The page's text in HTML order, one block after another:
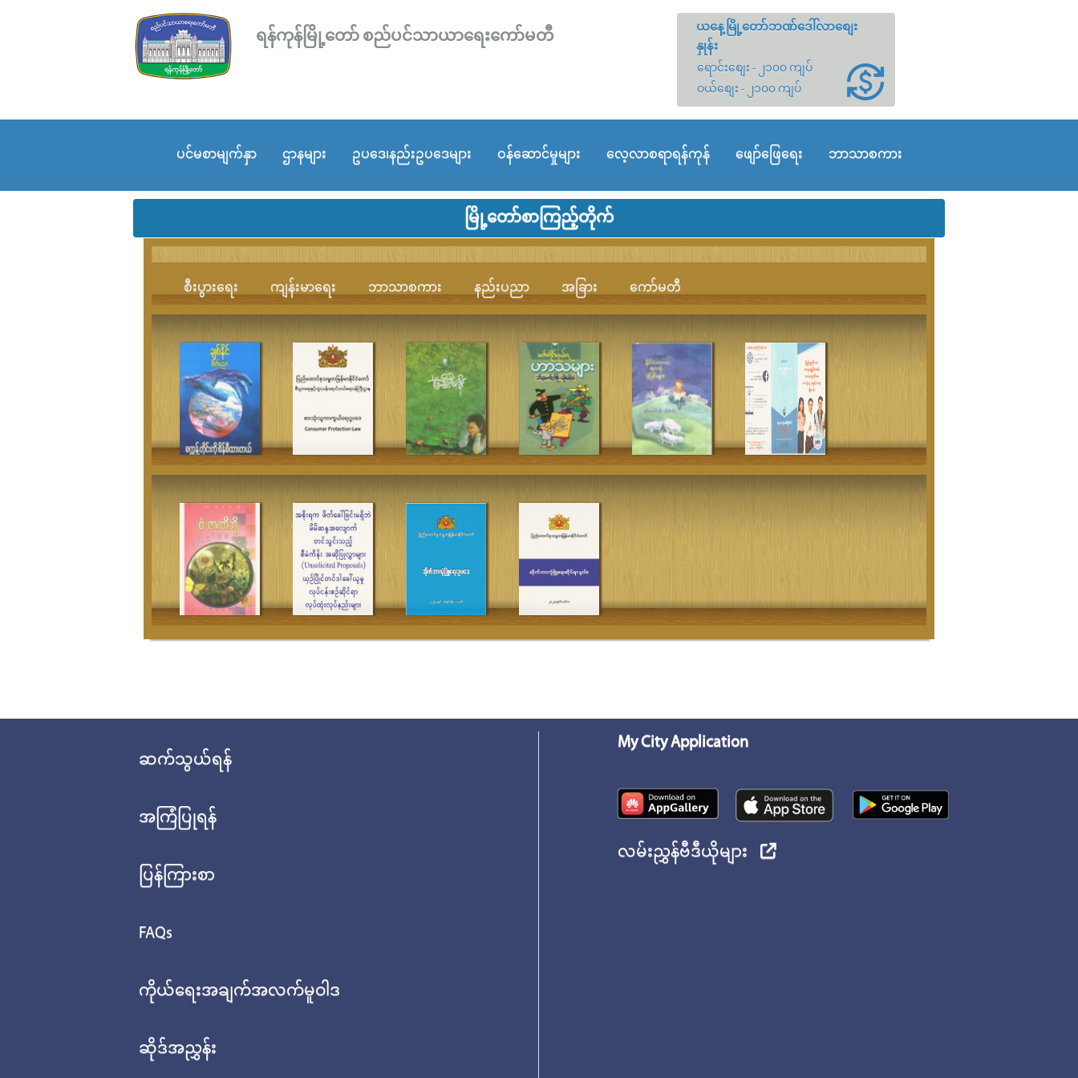
ရန်ကုန်မြို့တော် စည်ပင်သာယာရေးကော်မတီ
ယနေ့မြို့တော်ဘဏ်ဒေါ်လာစျေး
နှုန်း
ရောင်းစျေး - ၂၁၀၀ ကျပ်
ဝယ်စျေး - ၂၁၀၀ ကျပ်
ပင်မစာမျက်နှာ ဌာနများ ဥပဒေ၊နည်းဥပဒေများ ဝန်ဆောင်မှုများ လေ့လာစရာရန်ကုန် ဖျော်ဖြေရေး ဘာသာစကား
မြို့တော်စာကြည့်တိုက်
စီးပွားရေး ကျန်းမာရေး ဘာသာစကား နည်းပညာ အခြား ကော်မတီ
ဆက်သွယ်ရန်
အကြံပြုရန်
ပြန်ကြားစာ
FAQs
ကိုယ်ရေးအချက်အလက်မူဝါဒ
ဆိုဒ်အညွှန်း
My City Application
လမ်းညွှန်ဗီဒီယိုများ